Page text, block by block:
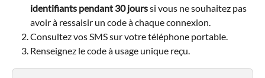
identifiants pendant 30 jours si vous ne souhaitez pas
avoir à ressaisir un code à chaque connexion.
Consultez vos SMS sur votre téléphone portable.
Renseignez le code à usage unique reçu.